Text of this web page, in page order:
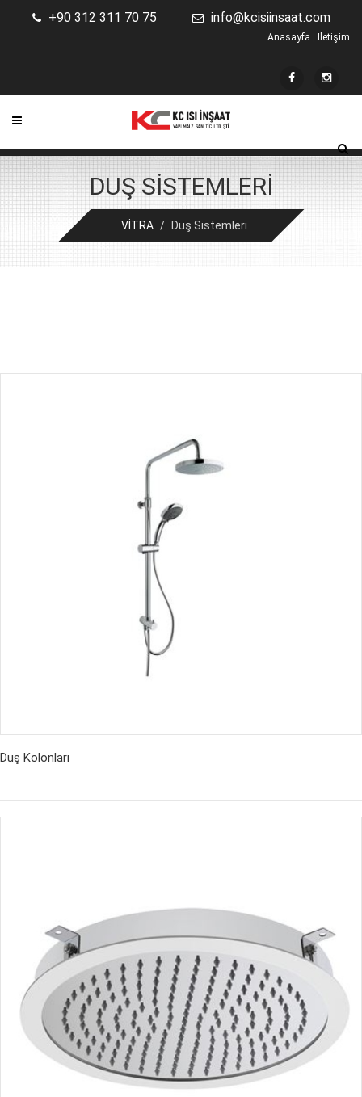
+90 312 311 70 75 info@kcisiinsaat.com
Anasayfa İletişim
DUŞ SISTEMLERI
VİTRA / Duş Sistemleri
Duş Kolonları